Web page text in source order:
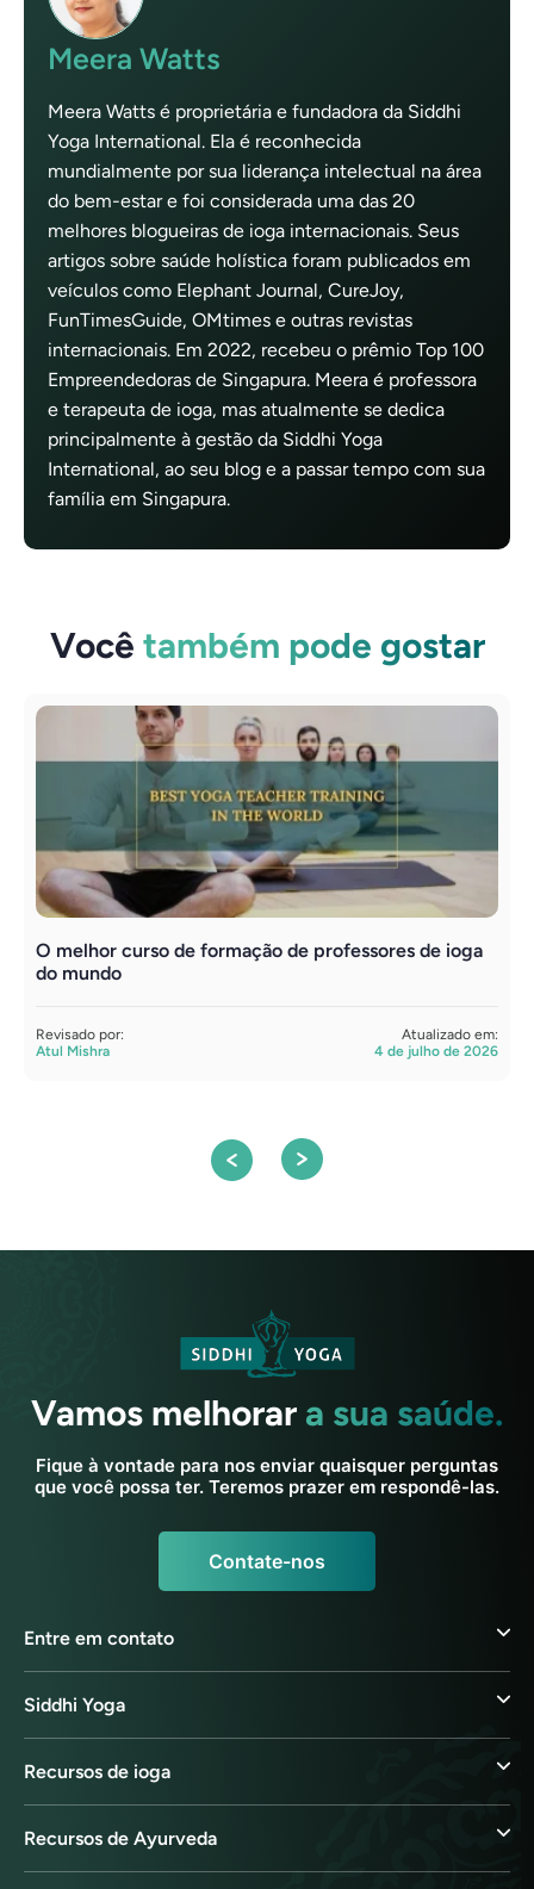
Meera Watts
Meera Watts é proprietária e fundadora da Siddhi
Yoga International. Ela é reconhecida
mundialmente por sua liderança intelectual na área
do bem-estar e foi considerada uma das 20
melhores blogueiras de ioga internacionais. Seus
artigos sobre saúde holística foram publicados em
veículos como Elephant Journal, CureJoy,
FunTimesGuide, OMtimes e outras revistas
internacionais. Em 2022, recebeu o prêmio Top 100
Empreendedoras de Singapura. Meera é professora
e terapeuta de ioga, mas atualmente se dedica
principalmente à gestão da Siddhi Yoga
International, ao seu blog e a passar tempo com sua
família em Singapura.
Você também pode gostar
O melhor curso de formação de professores de ioga
do mundo
Revisado por:
Atul Mishra
Atualizado em:
4 de julho de 2026
Vamos melhorar a sua saúde.
Fique à vontade para nos enviar quaisquer perguntas
que você possa ter. Teremos prazer em respondê-las.
Contate-nos
Entre em contato
Siddhi Yoga
Recursos de ioga
Recursos de Ayurveda